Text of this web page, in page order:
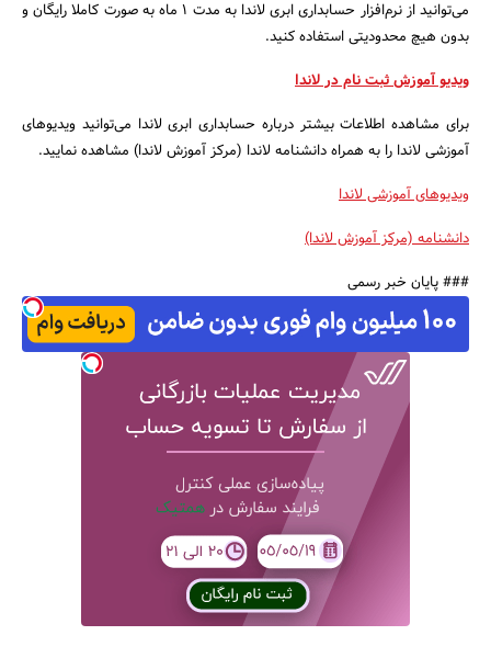
می‌توانید از نرم‌افزار حسابداری ابری لاندا به مدت 1 ماه به صورت کاملا رایگان و
بدون هیچ محدودیتی استفاده کنید.
ویدیو آموزش ثبت نام در لاندا
برای مشاهده اطلاعات بیشتر درباره حسابداری ابری لاندا می‌توانید ویدیوهای
آموزشی لاندا را به همراه دانشنامه لاندا (مرکز آموزش لاندا) مشاهده نمایید.
ویدیوهای آموزشی لاندا
دانشنامه (مرکز آموزش لاندا)
### پایان خبر رسمی